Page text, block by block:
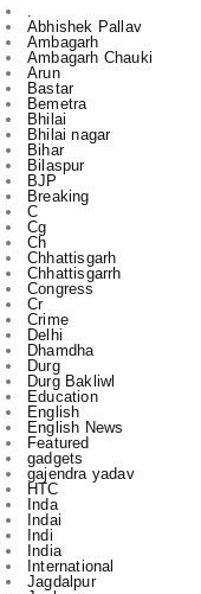
Bastar
Bemetra
Bhilai
Bhilai nagar
Bihar
Bilaspur
BJP
Breaking
C
Cg
Ch
Chhattisgarh
Chhattisgarrh
Congress
Cr
Crime
Delhi
Dhamdha
Durg
Durg Bakliwl
Education
English
English News
Featured
gadgets
gajendra yadav
HTC
Inda
Indai
Indi
India
International
Jagdalpur
Jashpur
jile
kasdol
Kawardha
l